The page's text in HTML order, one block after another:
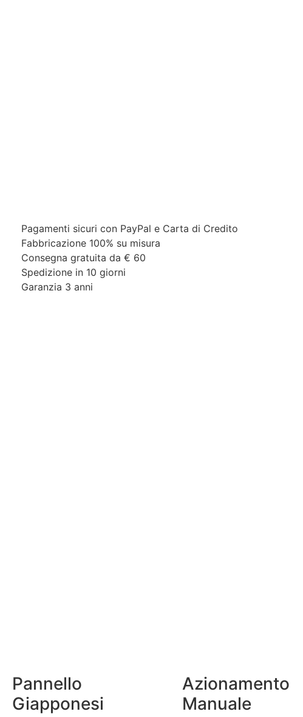
Pagamenti sicuri con PayPal e Carta di Credito​
Fabbricazione 100% su misura
Consegna gratuita da € 60
Spedizione in 10 giorni
Garanzia 3 anni
Pannello
Giapponesi
Azionamento
Manuale